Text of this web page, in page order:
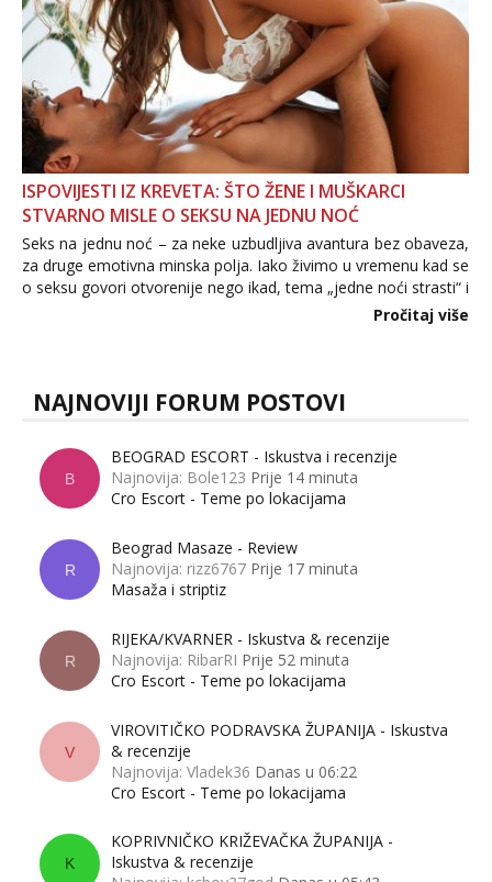
ISPOVIJESTI IZ KREVETA: ŠTO ŽENE I MUŠKARCI
STVARNO MISLE O SEKSU NA JEDNU NOĆ
Seks na jednu noć – za neke uzbudljiva avantura bez obaveza,
za druge emotivna minska polja. Iako živimo u vremenu kad se
o seksu govori otvorenije nego ikad, tema „jedne noći strasti“ i
dalje izaziva burne rasprave. Što zapravo misle žene, a što
Pročitaj više
NAJNOVIJI FORUM POSTOVI
B
BEOGRAD ESCORT - Iskustva i recenzije
Najnovija: Bole123 Prije 14 minuta
Cro Escort - Teme po lokacijama
R
Beograd Masaze - Review
Najnovija: rizz6767 Prije 17 minuta
Masaža i striptiz
R
RIJEKA/KVARNER - Iskustva & recenzije
Najnovija: RibarRI Prije 52 minuta
Cro Escort - Teme po lokacijama
V
VIROVITIČKO PODRAVSKA ŽUPANIJA - Iskustva
& recenzije
Najnovija: Vladek36 Danas u 06:22
Cro Escort - Teme po lokacijama
K
KOPRIVNIČKO KRIŽEVAČKA ŽUPANIJA -
Iskustva & recenzije